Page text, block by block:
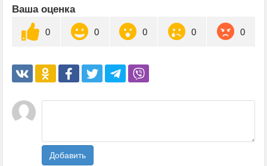
Ваша оценка
0 0 0 0 0
Добавить